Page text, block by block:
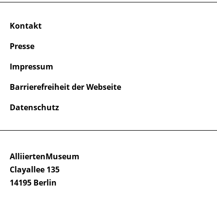
AlliiertenMuseum
Clayallee 135
14195 Berlin
Kontakt
Presse
Impressum
Barrierefreiheit der Webseite
Datenschutz